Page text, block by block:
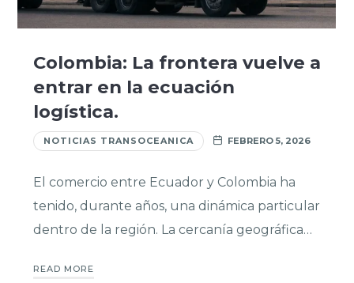
Colombia: La frontera vuelve a
entrar en la ecuación
logística.
NOTICIAS TRANSOCEANICA FEBRERO 5, 2026
El comercio entre Ecuador y Colombia ha
tenido, durante años, una dinámica particular
dentro de la región. La cercanía geográfica…
READ MORE